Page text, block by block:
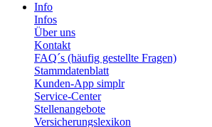
Info
Infos
Über uns
Kontakt
FAQ´s (häufig gestellte Fragen)
Stammdatenblatt
Kunden-App simplr
Service-Center
Stellenangebote
Versicherungslexikon